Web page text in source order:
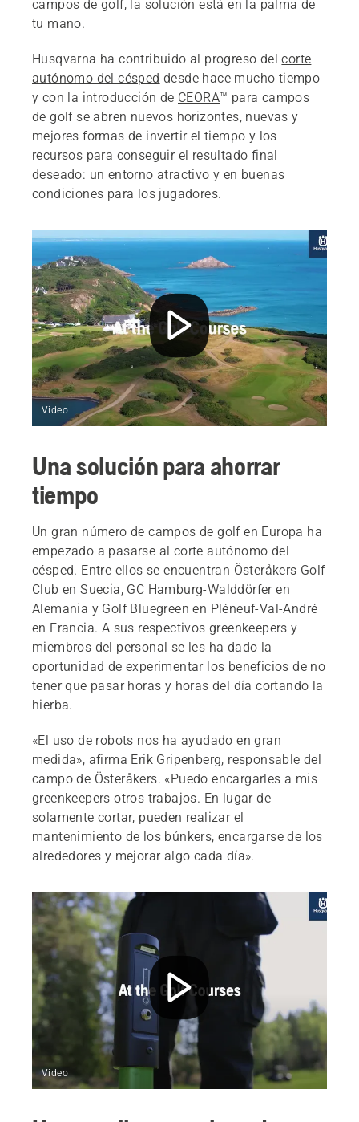
campos de golf, la solución está en la palma de
tu mano.
Husqvarna ha contribuido al progreso delcorte
autónomo del césped desde hace mucho tiempo
y con la introducción de CEORA™ para campos
de golf se abren nuevos horizontes, nuevas y
mejores formas de invertir el tiempo y los
recursos para conseguir el resultado final
deseado: un entorno atractivo y en buenas
condiciones para los jugadores.
Video
Una solución para ahorrar
tiempo
Un gran número de campos de golf en Europa ha
empezado a pasarse al corte autónomo del
césped. Entre ellos se encuentran Österåkers Golf
Club en Suecia, GC Hamburg-Walddörfer en
Alemania y Golf Bluegreen en Pléneuf-Val-André
en Francia. A sus respectivos greenkeepers y
miembros del personal se les ha dado la
oportunidad de experimentar los beneficios de no
tener que pasar horas y horas del día cortando la
hierba.
«El uso de robots nos ha ayudado en gran
medida», afirma Erik Gripenberg, responsable del
campo de Österåkers. «Puedo encargarles a mis
greenkeepers otros trabajos. En lugar de
solamente cortar, pueden realizar el
mantenimiento de los búnkers, encargarse de los
alrededores y mejorar algo cada día».
Video